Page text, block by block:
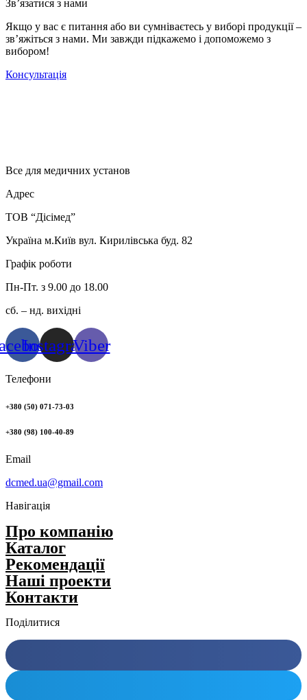
Зв’язатися з нами
Якщо у вас є питання або ви сумніваєтесь у виборі продукції –
зв’яжіться з нами. Ми завжди підкажемо і допоможемо з
вибором!
Консультація
Все для медичних установ
Адрес
ТОВ “Дісімед”
Україна м.Київ вул. Кирилівська буд. 82
Графік роботи
Пн-Пт. з 9.00 до 18.00
сб. – нд. вихідні
InstagramViber
Телефони
+380 (50) 071-73-03
+380 (98) 100-40-89
Email
dcmed.ua@gmail.com
Навігація
Про компанію
Каталог
Рекомендації
Нашi проекти
Контакти
Поділитися